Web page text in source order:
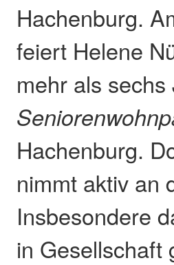
Hachenburg.
feiert Helene
mehr als
Hachenburg.
nimmt aktiv an
Insbesondere
in Gesellschaft